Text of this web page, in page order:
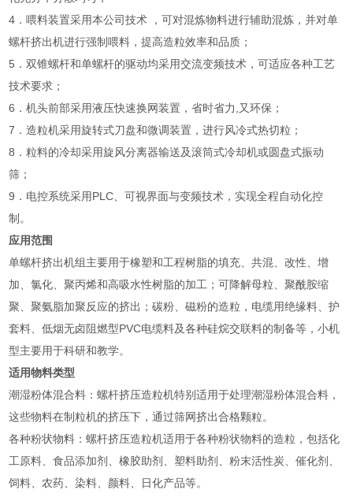
4．喂料装置采用本公司技术 ，可对混炼物料进行辅助混炼，并对单
螺杆挤出机进行强制喂料，提高造粒效率和品质；
5．双锥螺杆和单螺杆的驱动均采用交流变频技术，可适应各种工艺
技术要求；
6．机头前部采用液压快速换网装置，省时省力,又环保；
7．造粒机采用旋转式刀盘和微调装置，进行风冷式热切粒；
8．粒料的冷却采用旋风分离器输送及滚筒式冷却机或圆盘式振动
筛；
9．电控系统采用PLC、可视界面与变频技术，实现全程自动化控
制。
应用范围
单螺杆挤出机组主要用于橡塑和工程树脂的填充、共混、改性、增
加、氯化、聚丙烯和高吸水性树脂的加工；可降解母粒、聚酰胺缩
聚、聚氨脂加聚反应的挤出；碳粉、磁粉的造粒，电缆用绝缘料、护
套料、低烟无卤阻燃型PVC电缆料及各种硅烷交联料的制备等，小机
型主要用于科研和教学。
适用物料类型
‌潮湿粉体混合料‌：螺杆挤压造粒机特别适用于处理潮湿粉体混合料，
这些物料在制粒机的挤压下，通过筛网挤出合格颗粒‌。
‌各种粉状物料‌：螺杆挤压造粒机适用于各种粉状物料的造粒，包括化
工原料、食品添加剂、橡胶助剂、塑料助剂、粉末活性炭、催化剂、
饲料、农药、染料、颜料、日化产品等‌。